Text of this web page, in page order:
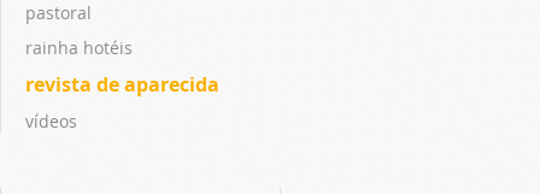
pastoral
rainha hotéis
revista de aparecida
vídeos